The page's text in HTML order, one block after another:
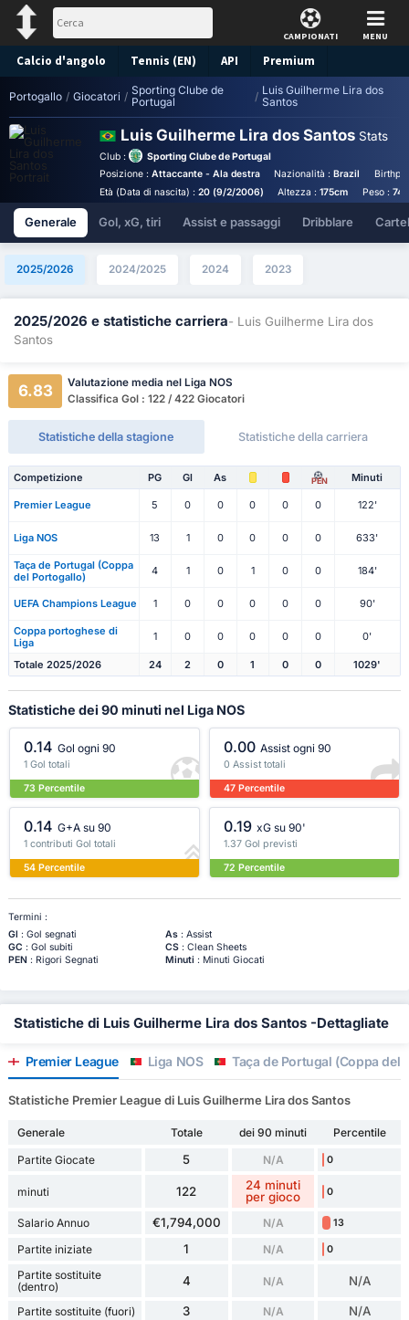
CAMPIONATI MENU
Calcio d'angolo Tennis (EN) API Premium
Pronostico
Portogallo / Giocatori / Sporting Clube de
Portugal
/ Luis Guilherme Lira dos
Santos
Luis Guilherme Lira dos Santos Stats
Club :
Sporting Clube de Portugal
Posizione : Attaccante - Ala destra Nazionalità :Brazil
Età (Data di nascita) : 20 (9/2/2006) Altezza :175cm Peso :
Generale Gol, xG, tiri Assist e passaggi Dribblare
2025/2026 2024/2025 2024 2023
2025/2026 e statistiche carriera- Luis Guilherme Lira dos
Santos
6.83
Valutazione media nel Liga NOS
Classifica Gol : 122 / 422 Giocatori
Statistiche della stagione Statistiche della carriera
Competizione PG Gl As PEN Minuti
Premier League 5 0 0 0 0 0 122'
Liga NOS 13 1 0 0 0 0 633'
Taça de Portugal (Coppa
del Portogallo)
4 1 0 1 0 0 184'
UEFA Champions League 1 0 0 0 0 0 90'
Coppa portoghese di
Liga
1 0 0 0 0 0 0'
Totale 2025/2026 24 2 0 1 0 0 1029'
Statistiche dei 90 minuti nel Liga NOS
0.14 Gol ogni 90
1 Gol totali
73 Percentile
0.00 Assist ogni 90
0 Assist totali
47 Percentile
0.14 G+A su 90
1 contributi Gol totali
54 Percentile
0.19 xG su 90'
1.37 Gol previsti
72 Percentile
Termini :
Gl : Gol segnati As: Assist
GC : Gol subiti CS: Clean Sheets
PEN: Rigori Segnati Minuti : Minuti Giocati
Statistiche di Luis Guilherme Lira dos Santos -Dettagliate
Premier League Liga NOS Taça de Portugal (Coppa del
Statistiche Premier League di Luis Guilherme Lira dos Santos
Generale Totale dei 90 minuti
Percentile
Partite Giocate
5 N/A 0
minuti 122
24 minuti
per gioco
0
Salario Annuo €1,794,000 N/A 13
Partite iniziate 1 N/A 0
Partite sostituite
(dentro)
4 N/A N/A
Partite sostituite (fuori) 3 N/A N/A